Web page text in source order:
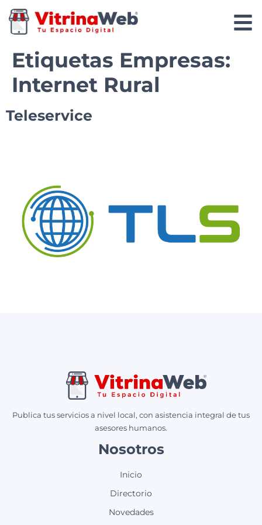
Etiquetas Empresas:
Internet Rural
Teleservice
Publica tus servicios a nivel local, con asistencia integral de tus
asesores humanos.
Nosotros
Inicio
Directorio
Novedades